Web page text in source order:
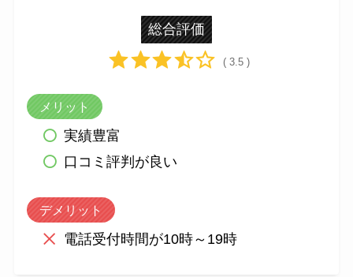
総合評価
( 3.5 )
メリット
実績豊富
口コミ評判が良い
デメリット
電話受付時間が10時～19時